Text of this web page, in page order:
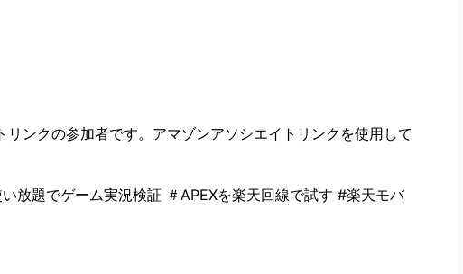
リンクの参加者です。アマゾンアソシエイトリンクを使用して
放題でゲーム実況検証 ＃APEXを楽天回線で試す #楽天モバ